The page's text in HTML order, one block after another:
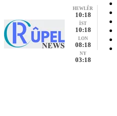
HEWLÊR
10:18
İST
10:18
LON
08:18
NY
03:18